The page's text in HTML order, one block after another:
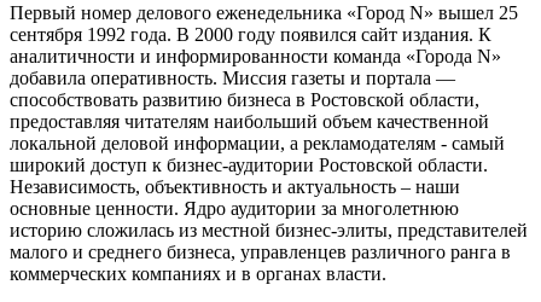
Первый номер делового еженедельника «Город N» вышел 25
сентября 1992 года. В 2000 году появился сайт издания. К
аналитичности и информированности команда «Города N»
добавила оперативность. Миссия газеты и портала —
способствовать развитию бизнеса в Ростовской области,
предоставляя читателям наибольший объем качественной
локальной деловой информации, а рекламодателям - самый
широкий доступ к бизнес-аудитории Ростовской области.
Независимость, объективность и актуальность – наши
основные ценности. Ядро аудитории за многолетнюю
историю сложилась из местной бизнес-элиты, представителей
малого и среднего бизнеса, управленцев различного ранга в
коммерческих компаниях и в органах власти.